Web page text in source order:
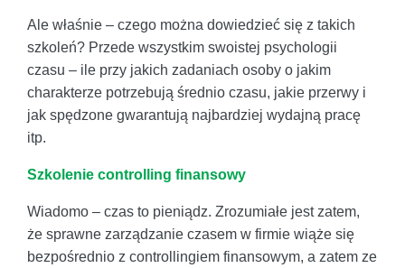
Ale właśnie – czego można dowiedzieć się z takich
szkoleń? Przede wszystkim swoistej psychologii
czasu – ile przy jakich zadaniach osoby o jakim
charakterze potrzebują średnio czasu, jakie przerwy i
jak spędzone gwarantują najbardziej wydajną pracę
itp.
Szkolenie controlling finansowy
Wiadomo – czas to pieniądz. Zrozumiałe jest zatem,
że sprawne zarządzanie czasem w firmie wiąże się
bezpośrednio z controllingiem finansowym, a zatem ze